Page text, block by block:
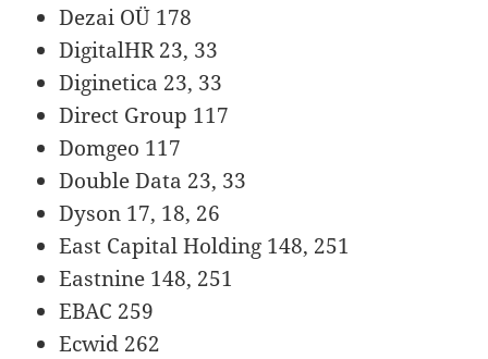
Dezai OÜ 178
DigitalHR 23, 33
Diginetica 23, 33
Direct Group 117
Domgeo 117
Double Data 23, 33
Dyson 17, 18, 26
East Capital Holding 148, 251
Eastnine 148, 251
EBAC 259
Ecwid 262